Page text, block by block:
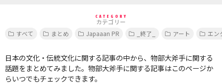
CATEGORY
カテゴリー
すべて
まとめ Japaaan PR _終了_ アート エン
日本の文化・伝統文化に関する記事の中から、物部大斧手に関する
話題をまとめてみました。物部大斧手に関する記事はこのページか
らいつでもチェックできます。